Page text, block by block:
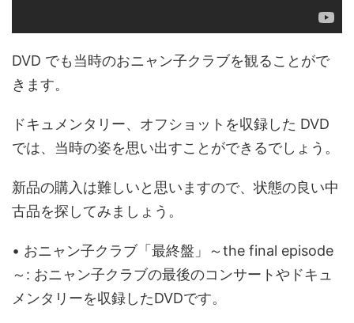
DVD でも当時のおニャン子クラブを観ることがで
きます。
ドキュメンタリー、オフショットを収録した DVD
では、当時の姿を思い出すことができるでしょう。
新品の購入は難しいと思いますので、状態の良い中
古品を探してみましょう。
• おニャン子クラブ「最終盤」～the final episode
～: おニャン子クラブの最後のコンサートやドキュ
メンタリーを収録したDVDです。